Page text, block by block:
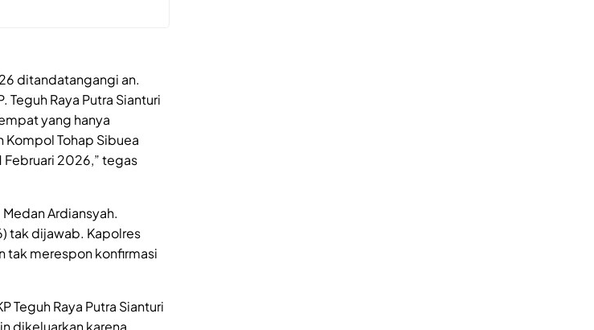
ditandatangangi an.
Teguh Raya Putra Sianturi
yang hanya
Tohap Sibuea
Februari 2026,” tegas
Ardiansyah.
tak dijawab. Kapolres
tak merespon konfirmasi
Teguh Raya Putra Sianturi
dikeluarkan karena